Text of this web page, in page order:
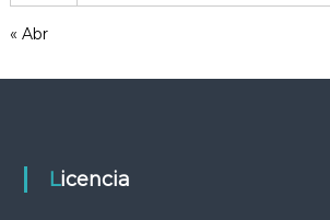
m
i
n
« Abr
Licencia